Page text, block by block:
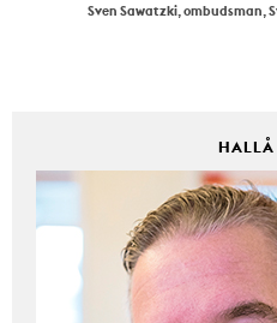
Sven Sawatzki, ombudsman,
HALLÅ